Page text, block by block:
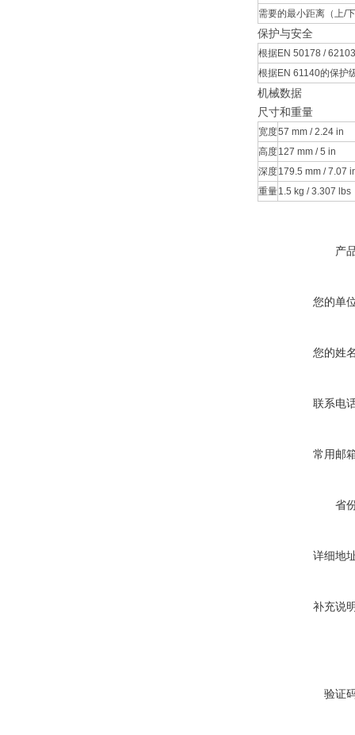
需要的最小距离（上/
保护与安全
根据EN 50178 /
根据EN 61140的保护
机械数据
尺寸和重量
宽度57 mm / 2.24 in
高度127 mm / 5 in
深度179.5 mm / 7.07
重量1.5 kg / 3.307 lbs
产
您的单
您的姓
联系电
常用邮
省
详细地
补充说
验证